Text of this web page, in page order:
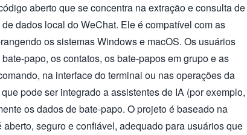
aberto que se concentra na extração e consulta de
dados local do WeChat. Ele é compatível com as
os sistemas Windows e macOS. Os usuários
papo, os contatos, os bate-papos em grupo e as
na interface do terminal ou nas operações da
pode ser integrado a assistentes de IA (por exemplo,
os dados de bate-papo. O projeto é baseado na
seguro e confiável, adequado para usuários que